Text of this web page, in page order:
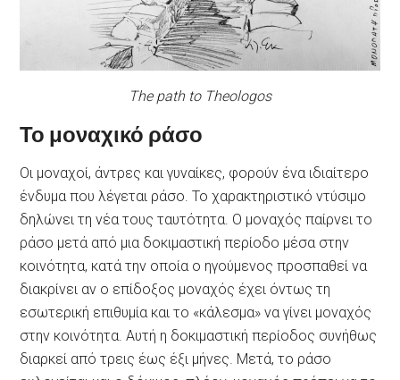
The path to Theologos
Το μοναχικό ράσο
Οι μοναχοί, άντρες και γυναίκες, φορούν ένα ιδιαίτερο
ένδυμα που λέγεται ράσο. Το χαρακτηριστικό ντύσιμο
δηλώνει τη νέα τους ταυτότητα. Ο μοναχός παίρνει το
ράσο μετά από μια δοκιμαστική περίοδο μέσα στην
κοινότητα, κατά την οποία ο ηγούμενος προσπαθεί να
διακρίνει αν ο επίδοξος μοναχός έχει όντως τη
εσωτερική επιθυμία και το «κάλεσμα» να γίνει μοναχός
στην κοινότητα. Αυτή η δοκιμαστική περίοδος συνήθως
διαρκεί από τρεις έως έξι μήνες. Μετά, το ράσο